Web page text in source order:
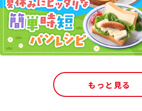
もっと見る